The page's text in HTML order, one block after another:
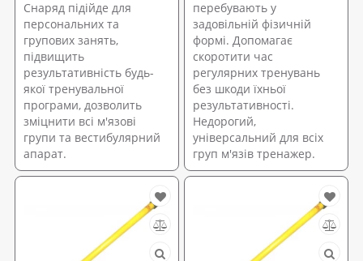
Снаряд підійде для
персональних та
групових занять,
підвищить
результативність будь-
якої тренувальної
програми, дозволить
зміцнити всі м'язові
групи та вестибулярний
апарат.
перебувають у
задовільній фізичній
формі. Допомагає
скоротити час
регулярних тренувань
без шкоди їхньої
результативності.
Недорогий,
універсальний для всіх
груп м'язів тренажер.